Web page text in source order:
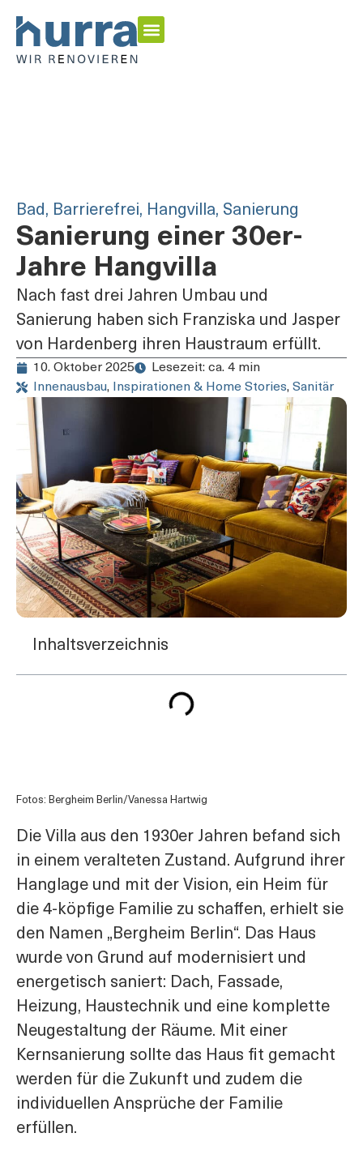
Bad, Barrierefrei, Hangvilla, Sanierung
Sanierung einer 30er-
Jahre Hangvilla
Nach fast drei Jahren Umbau und
Sanierung haben sich Franziska und Jasper
von Hardenberg ihren Haustraum erfüllt.
10. Oktober 2025
Lesezeit: ca. 4 min
Innenausbau, Inspirationen & Home Stories, Sanitär
Inhaltsverzeichnis
Fotos: Bergheim Berlin/Vanessa Hartwig
Die Villa aus den 1930er Jahren befand sich
in einem veralteten Zustand. Aufgrund ihrer
Hanglage und mit der Vision, ein Heim für
die 4-köpfige Familie zu schaffen, erhielt sie
den Namen „Bergheim Berlin“. Das Haus
wurde von Grund auf modernisiert und
energetisch saniert: Dach, Fassade,
Heizung, Haustechnik und eine komplette
Neugestaltung der Räume. Mit einer
Kernsanierung sollte das Haus fit gemacht
werden für die Zukunft und zudem die
individuellen Ansprüche der Familie
erfüllen.